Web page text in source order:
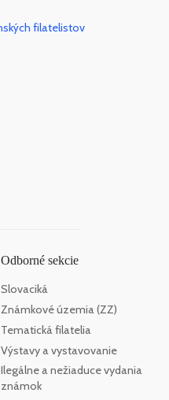
Odborné sekcie
Slovaciká
Známkové územia (ZZ)
Tematická filatelia
Výstavy a vystavovanie
Ilegálne a nežiaduce vydania
známok